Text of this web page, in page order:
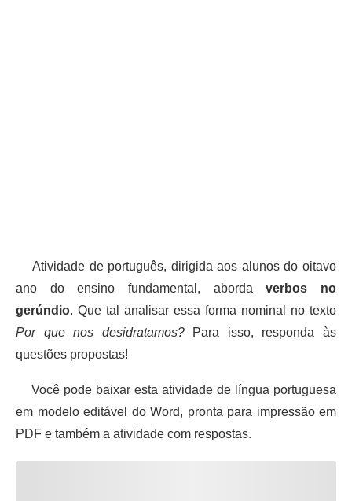
Atividade de português, dirigida aos alunos do oitavo
ano do ensino fundamental, abordaverbos no
gerúndio. Que tal analisar essa forma nominal no texto
Por que nos desidratamos?Para isso, responda às
questões propostas!
Você pode baixar esta atividade de língua portuguesa
em modelo editável do Word, pronta para impressão em
PDF e também a atividade com respostas.